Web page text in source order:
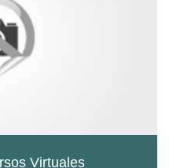
Virtuales